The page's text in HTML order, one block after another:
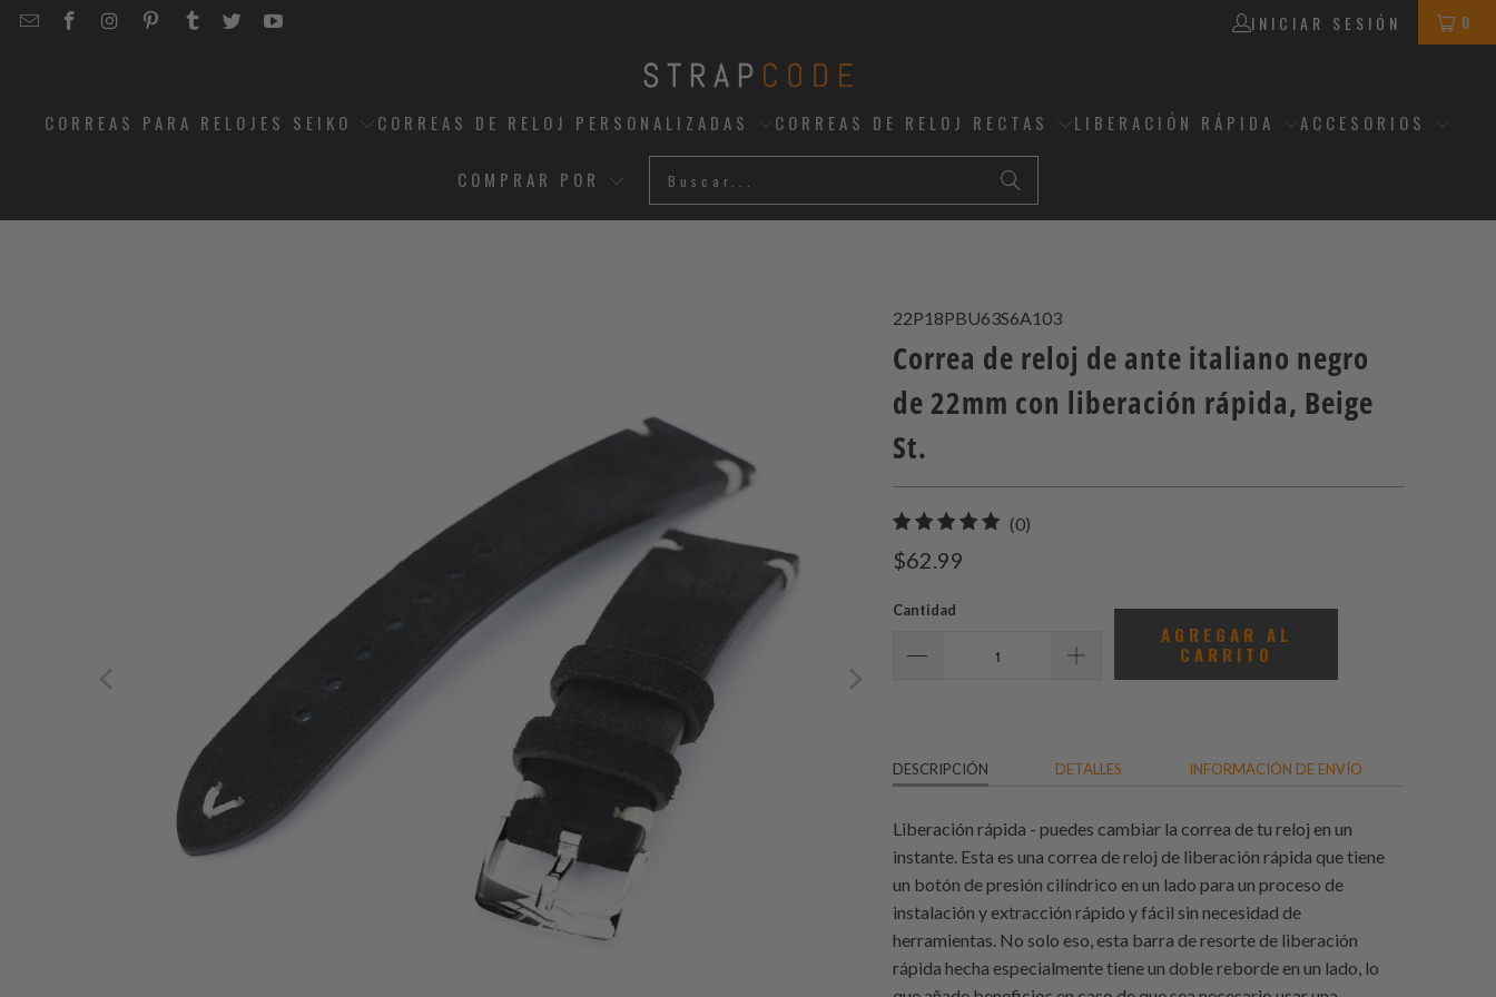
EMAILSTRAPCODE
STRAPCODE
STRAPCODE
STRAPCODE
STRAPCODE
STRAPCODE
INICIAR SESIÓN 0
CORREAS PARA RELOJES SEIKO CORREAS DE RELOJ PERSONALIZADAS CORREAS DE RELOJ RECTAS LIBERACIÓN RÁPIDA ACCESORIOS
COMPRAR POR
22P18PBU63S6A103
Correa de reloj de ante italiano negro
de 22mm con liberación rápida, Beige
St.
(0)
$62.99
Cantidad
AGREGAR AL
CARRITO
DESCRIPCIÓN DETALLES INFORMACIÓN DE ENVÍO
Liberación rápida - puedes cambiar la correa de tu reloj en un
instante. Esta es una correa de reloj de liberación rápida que tiene
un botón de presión cilíndrico en un lado para un proceso de
instalación y extracción rápido y fácil sin necesidad de
herramientas. No solo eso, esta barra de resorte de liberación
rápida hecha especialmente tiene un doble reborde en un lado, lo